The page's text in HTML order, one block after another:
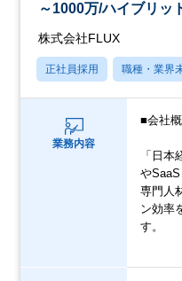
～1000万/ハイブリッ
株式会社FLUX
正社員採用 職種・業界
業務内容
■会社
「日
や
専門人
ン効率
す。